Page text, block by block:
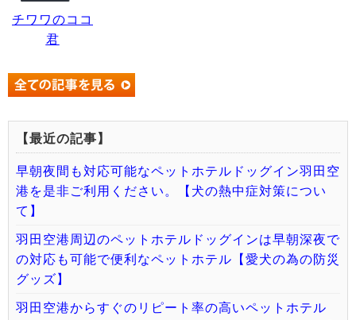
チワワのココ
君
【最近の記事】
早朝夜間も対応可能なペットホテルドッグイン羽田空
港を是非ご利用ください。【犬の熱中症対策につい
て】
羽田空港周辺のペットホテルドッグインは早朝深夜で
の対応も可能で便利なペットホテル【愛犬の為の防災
グッズ】
羽田空港からすぐのリピート率の高いペットホテル